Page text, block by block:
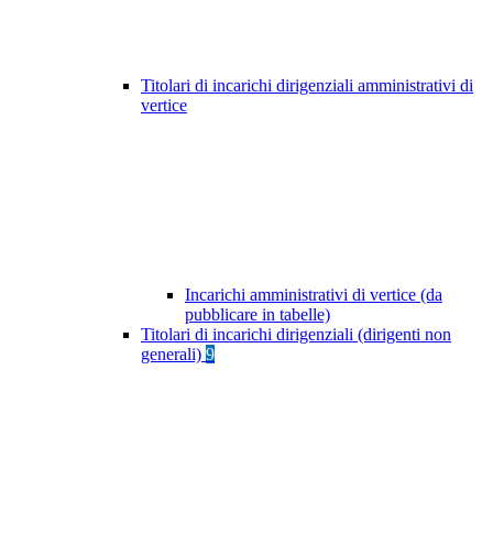
Titolari di incarichi dirigenziali amministrativi di
vertice
Incarichi amministrativi di vertice (da
pubblicare in tabelle)
Titolari di incarichi dirigenziali (dirigenti non
generali) 9